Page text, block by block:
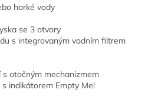
horké vody
se 3 otvory
s integrovaným vodním filtrem
otočným mechanizmem
indikátorem Empty Me!